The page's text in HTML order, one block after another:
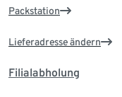
Packstation
Lieferadresse ändern
Filialabholung